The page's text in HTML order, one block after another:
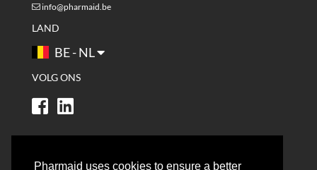
Pharmaid uses cookies to ensure a better
info@pharmaid.be
LAND
BE - NL
VOLG ONS